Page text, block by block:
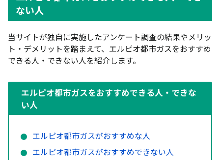
ない人
当サイトが独自に実施したアンケート調査の結果やメリッ
ト・デメリットを踏まえて、エルピオ都市ガスをおすすめ
できる人・できない人を紹介します。
エルピオ都市ガスをおすすめできる人・できな
い人
エルピオ都市ガスがおすすめな人
エルピオ都市ガスがおすすめできない人